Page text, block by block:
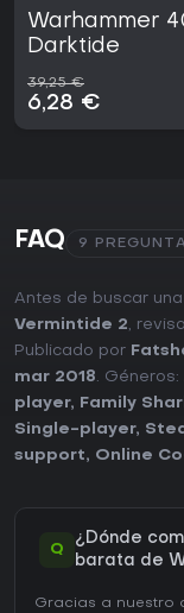
Warhammer
Darktide
39,25 €
6,28 €
FAQ 9
Antes de buscar una
Vermintide 2,
Publicado por
mar 2018. Géneros:
player, Family
Single-player,
support, Online
Q
¿Dónde
barata de
Gracias a nuestro